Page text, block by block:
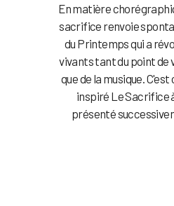
En matière
sacrifice renvoie
du Printemps qui a
vivants tant du point de
que de la musique.
inspiré Le Sacrifice
présenté